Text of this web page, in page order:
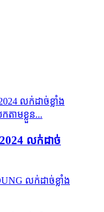
លក់ដាច់